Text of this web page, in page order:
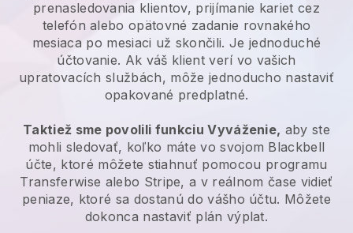
prenasledovania klientov, prijímanie kariet cez
telefón alebo opätovné zadanie rovnakého
mesiaca po mesiaci už skončili. Je jednoduché
účtovanie. Ak váš klient verí vo vašich
upratovacích službách, môže jednoducho nastaviť
opakované predplatné.
Taktiež sme povolili funkciu Vyváženie, aby ste
mohli sledovať, koľko máte vo svojom Blackbell
účte, ktoré môžete stiahnuť pomocou programu
Transferwise alebo Stripe, a v reálnom čase vidieť
peniaze, ktoré sa dostanú do vášho účtu. Môžete
dokonca nastaviť plán výplat.